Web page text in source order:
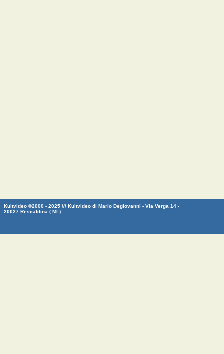
Kultvideo ©2000 - 2025 /// Kultvideo di Mario Degiovanni - Via Verga 14 -
20027 Rescaldina ( MI )